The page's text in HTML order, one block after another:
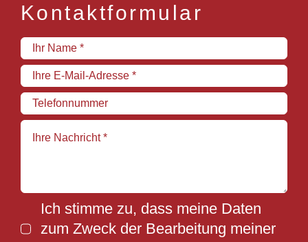
Kontaktformular
Ich stimme zu, dass meine Daten
zum Zweck der Bearbeitung meiner